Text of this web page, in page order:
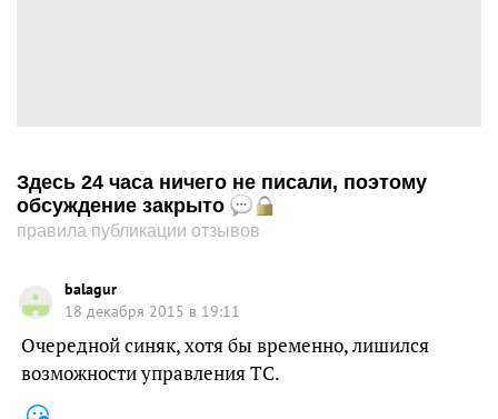
Здесь 24 часа ничего не писали, поэтому
обсуждение закрыто
правила публикации отзывов
balagur
18 декабря 2015 в 19:11
Очередной синяк, хотя бы временно, лишился
возможности управления ТС.